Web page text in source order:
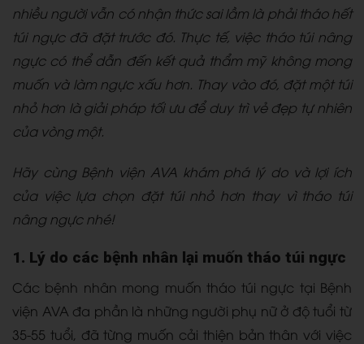
nhiều người vẫn có nhận thức sai lầm là phải tháo hết
túi ngực đã đặt trước đó. Thực tế, việc tháo túi nâng
ngực có thể dẫn đến kết quả thẩm mỹ không mong
muốn và làm ngực xấu hơn. Thay vào đó, đặt một túi
nhỏ hơn là giải pháp tối ưu để duy trì vẻ đẹp tự nhiên
của vòng một.
Hãy cùng Bệnh viện AVA khám phá lý do và lợi ích
của việc lựa chọn đặt túi nhỏ hơn thay vì tháo túi
nâng ngực nhé!
1. Lý do các bệnh nhân lại muốn tháo túi ngực
Các bệnh nhân mong muốn tháo túi ngực tại Bệnh
viện AVA đa phần là những người phụ nữ ở độ tuổi từ
35-55 tuổi, đã từng muốn cải thiện bản thân với việc